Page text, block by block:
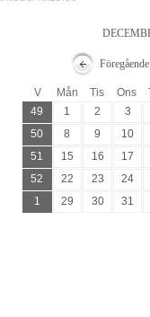
Föregående
V Mån Tis Ons
49
1 2 3
50
8 9 10
51
15 16 17
52
22 23 24
1
29 30 31